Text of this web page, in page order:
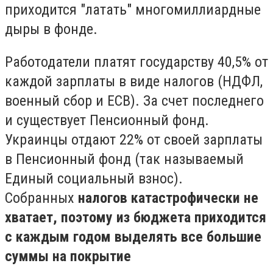
приходится "латать" многомиллиардные
дыры в фонде.
Работодатели платят государству 40,5% от
каждой зарплаты в виде налогов (НДФЛ,
военный сбор и ЕСВ). За счет последнего
и существует Пенсионный фонд.
Украинцы отдают 22% от своей зарплаты
в Пенсионный фонд (так называемый
Единый социальный взнос).
Собранных налогов катастрофически не
хватает, поэтому из бюджета приходится
с каждым годом выделять все большие
суммы на покрытие